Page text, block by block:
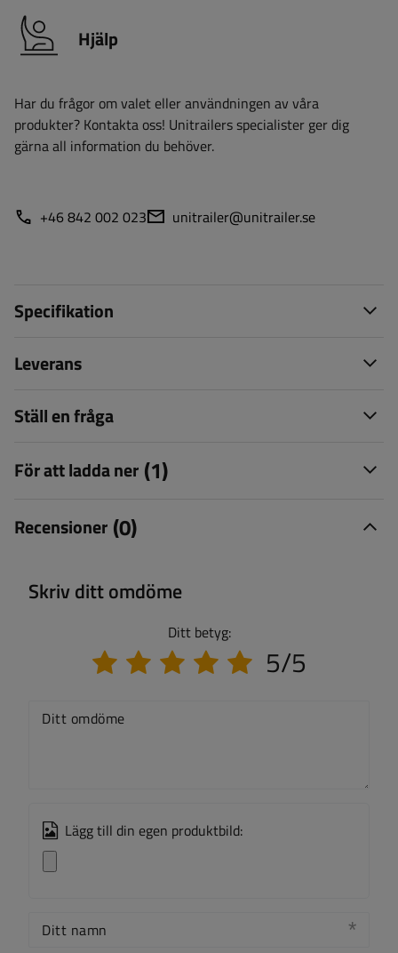
Hjälp
Har du frågor om valet eller användningen av våra
produkter? Kontakta oss! Unitrailers specialister ger dig
gärna all information du behöver.
+46 842 002 023 unitrailer@unitrailer.se
Specifikation
Leverans
Ställ en fråga
För att ladda ner (1)
Recensioner (0)
Skriv ditt omdöme
Ditt betyg:
5/5
Ditt omdöme
Lägg till din egen produktbild:
Ditt namn